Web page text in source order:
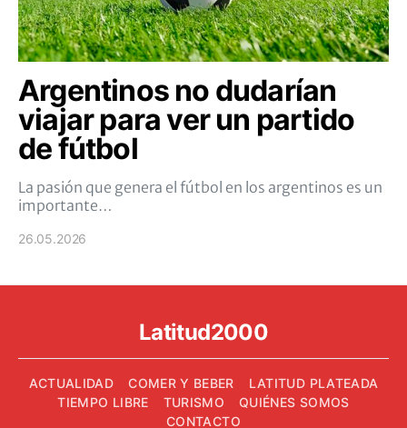
Argentinos no dudarían
viajar para ver un partido
de fútbol
La pasión que genera el fútbol en los argentinos es un
importante…
26.05.2026
Latitud2000
ACTUALIDAD COMER Y BEBER
LATITUD PLATEADA
TIEMPO LIBRE
TURISMO
QUIÉNES SOMOS
CONTACTO